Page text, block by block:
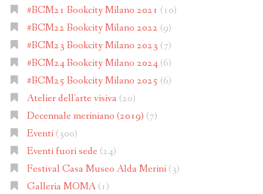
#BCM21 Bookcity Milano 2021 (10)
#BCM22 Bookcity Milano 2022 (9)
#BCM23 Bookcity Milano 2023 (7)
#BCM24 Bookcity Milano 2024(6)
#BCM25 Bookcity Milano 2025 (6)
Atelier dell'arte visiva (20)
Decennale meriniano (2019) (7)
Eventi(300)
Eventi fuori sede (24)
Festival Casa Museo Alda Merini(3)
Galleria MOMA(1)